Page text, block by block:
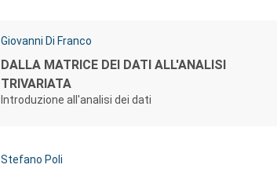
Autori:
Giovanni Di Franco
Titolo:
DALLA MATRICE DEI DATI ALL'ANALISI
TRIVARIATA
Introduzione all'analisi dei dati
Autori:
Stefano Poli